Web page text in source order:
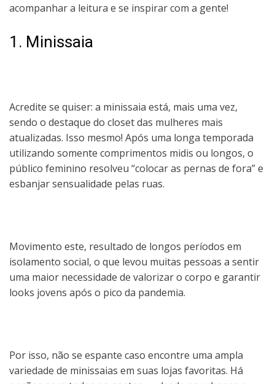
acompanhar a leitura e se inspirar com a gente!
1. Minissaia
Acredite se quiser: a minissaia está, mais uma vez,
sendo o destaque do closet das mulheres mais
atualizadas. Isso mesmo! Após uma longa temporada
utilizando somente comprimentos midis ou longos, o
público feminino resolveu “colocar as pernas de fora” e
esbanjar sensualidade pelas ruas.
Movimento este, resultado de longos períodos em
isolamento social, o que levou muitas pessoas a sentir
uma maior necessidade de valorizar o corpo e garantir
looks jovens após o pico da pandemia.
Por isso, não se espante caso encontre uma ampla
variedade de minissaias em suas lojas favoritas. Há